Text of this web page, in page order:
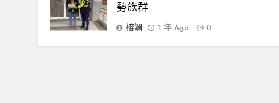
勢族群
榕嫻
1 年 Ago 0